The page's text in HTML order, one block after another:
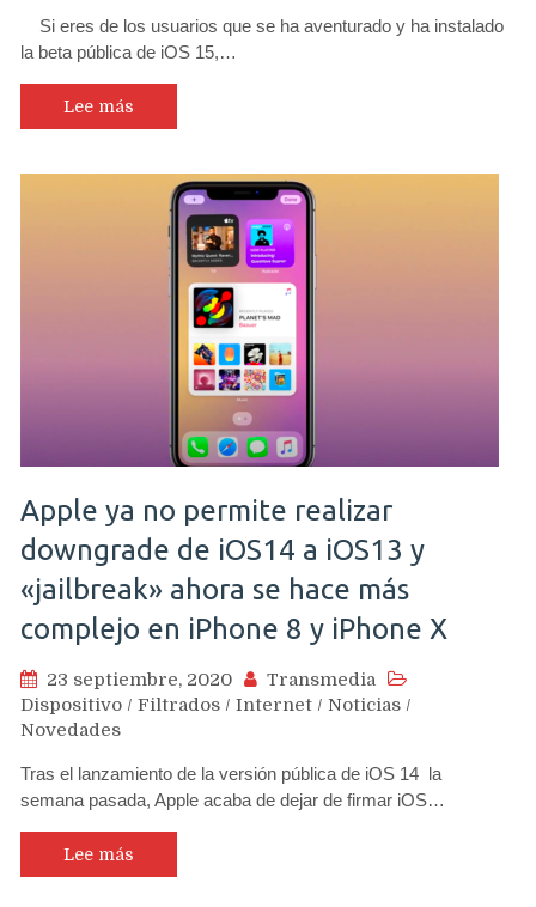
Si eres de los usuarios que se ha aventurado y ha instalado
la beta pública de iOS 15,…
Lee más
Apple ya no permite realizar
downgrade de iOS14 a iOS13 y
«jailbreak» ahora se hace más
complejo en iPhone 8 y iPhone X
23 septiembre, 2020
Transmedia
Dispositivo / Filtrados / Internet / Noticias /
Novedades
Tras el lanzamiento de la versión pública de iOS 14 la
semana pasada, Apple acaba de dejar de firmar iOS…
Lee más